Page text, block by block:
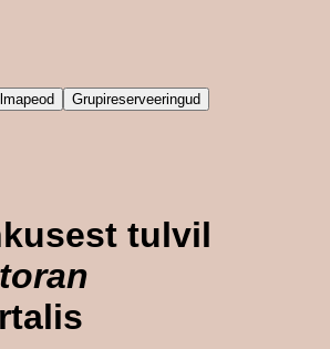
Grupireserveeringud
tulvil